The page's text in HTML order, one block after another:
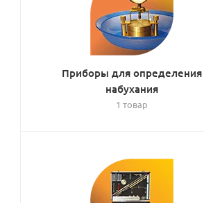
Приборы для определения
набухания
1 товар